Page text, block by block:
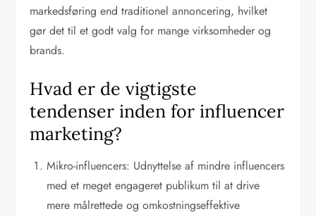
markedsføring end traditionel annoncering, hvilket
gør det til et godt valg for mange virksomheder og
brands.
Hvad er de vigtigste
tendenser inden for influencer
marketing?
Mikro-influencers: Udnyttelse af mindre influencers
med et meget engageret publikum til at drive
mere målrettede og omkostningseffektive